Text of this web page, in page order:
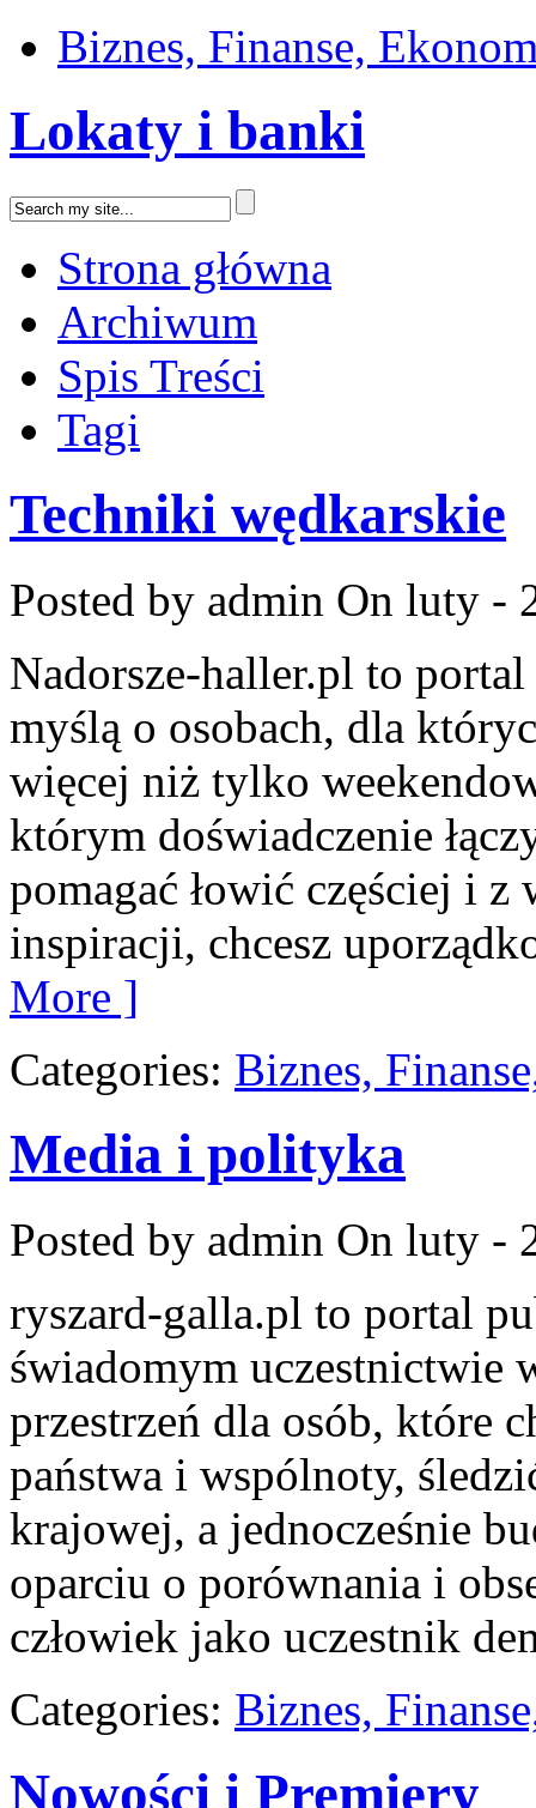
Biznes, Finanse,
Lokaty i banki
Strona główna
Archiwum
Spis Treści
Tagi
Techniki wędkarskie
Posted by admin On luty -
Nadorsze-haller.pl to
myślą o osobach, dla
więcej niż tylko
którym doświadczenie
pomagać łowić częściej i z
inspiracji, chcesz
More ]
Categories: Biznes,
Media i polityka
Posted by admin On luty -
ryszard-galla.pl to portal
świadomym uczestnictwie
przestrzeń dla osób, które
państwa i wspólnoty,
krajowej, a jednocześnie
oparciu o porównania i
człowiek jako uczestnik
Categories: Biznes,
Nowości i Premiery